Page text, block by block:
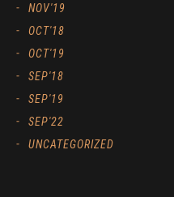
NOV'19
OCT'18
OCT'19
SEP'18
SEP'19
SEP'22
UNCATEGORIZED